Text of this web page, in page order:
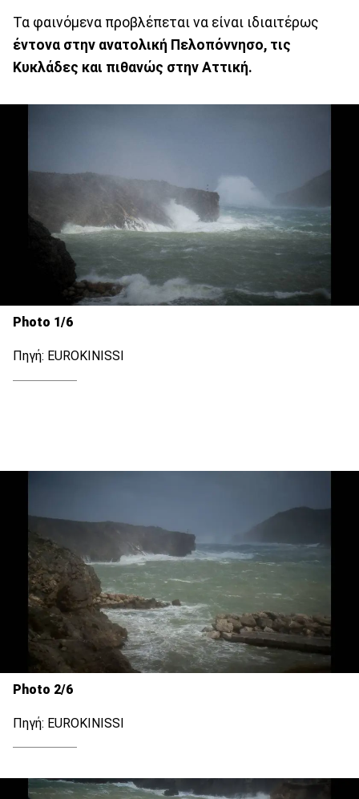
Τα φαινόμενα προβλέπεται να είναι ιδιαιτέρως
έντονα στην ανατολική Πελοπόννησο, τις
Κυκλάδες και πιθανώς στην Αττική.
Photo 1/6
Πηγή: EUROKINISSI
Photo 2/6
Πηγή: EUROKINISSI